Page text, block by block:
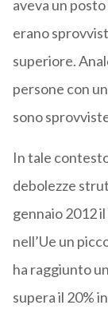
aveva un
erano
superiore.
persone con
sono
In tale
debolezze
gennaio 2012
nell’Ue un
ha raggiunto
supera il 20%